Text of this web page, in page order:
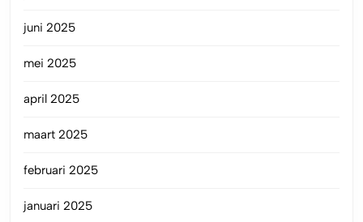
juni 2025
mei 2025
april 2025
maart 2025
februari 2025
januari 2025